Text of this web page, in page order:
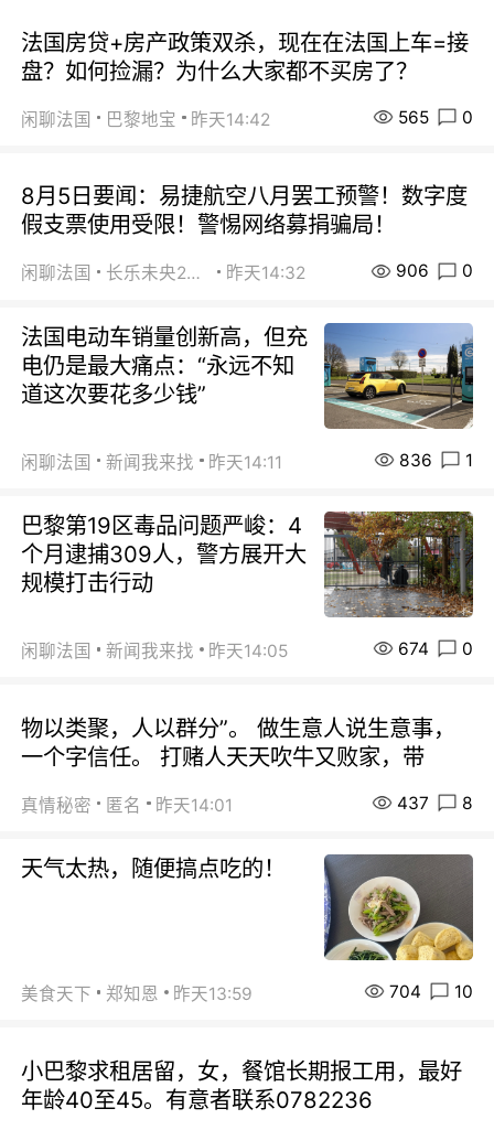
法国房贷+房产政策双杀，现在在法国上车=接
盘？如何捡漏？为什么大家都不买房了？
闲聊法国 巴黎地宝 昨天14:42 565 0
8月5日要闻：易捷航空八月罢工预警！数字度
假支票使用受限！警惕网络募捐骗局！
闲聊法国 长乐未央2015 昨天14:32 906 0
法国电动车销量创新高，但充
电仍是最大痛点：“永远不知
道这次要花多少钱”
闲聊法国 新闻我来找 昨天14:11 836 1
巴黎第19区毒品问题严峻：4
个月逮捕309人，警方展开大
规模打击行动
闲聊法国 新闻我来找 昨天14:05 674 0
物以类聚，人以群分”。 做生意人说生意事，
一个字信任。 打赌人天天吹牛又败家，带
真情秘密 匿名 昨天14:01 437 8
天气太热，随便搞点吃的！
美食天下 郑知恩 昨天13:59 704 10
小巴黎求租居留，女，餐馆长期报工用，最好
年龄40至45。有意者联系0782236